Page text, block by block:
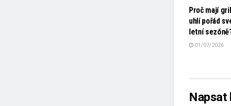
Proč mají
uhlí pořád
letní
01/07/2026
Napsat